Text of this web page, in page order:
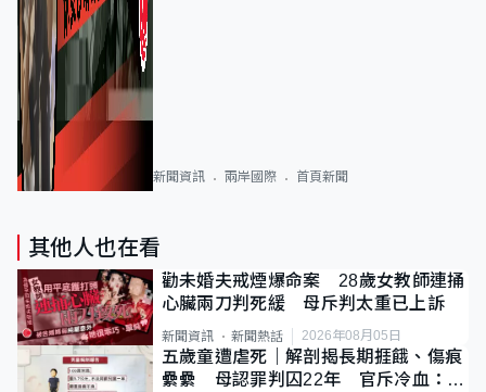
新聞資訊 兩岸國際 首頁新聞
其他人也在看
勸未婚夫戒煙爆命案 28歲女教師連捅
心臟兩刀判死緩 母斥判太重已上訴
新聞資訊 新聞熱話 2026年08月05日
五歲童遭虐死｜解剖揭長期捱餓、傷痕
纍纍 母認罪判囚22年 官斥冷血：同